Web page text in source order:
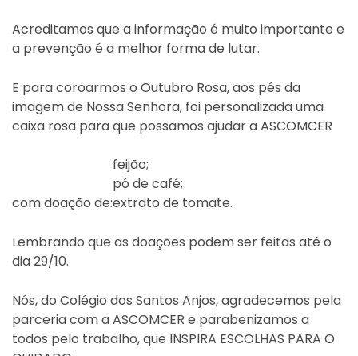
Acreditamos que a informação é muito importante e
a prevenção é a melhor forma de lutar.
E para coroarmos o Outubro Rosa, aos pés da
imagem de Nossa Senhora, foi personalizada uma
caixa rosa para que possamos ajudar a ASCOMCER
com doação de:
feijão;
pó de café;
extrato de tomate.
Lembrando que as doações podem ser feitas até o
dia 29/10.
Nós, do Colégio dos Santos Anjos, agradecemos pela
parceria com a ASCOMCER e parabenizamos a
todos pelo trabalho, que INSPIRA ESCOLHAS PARA O